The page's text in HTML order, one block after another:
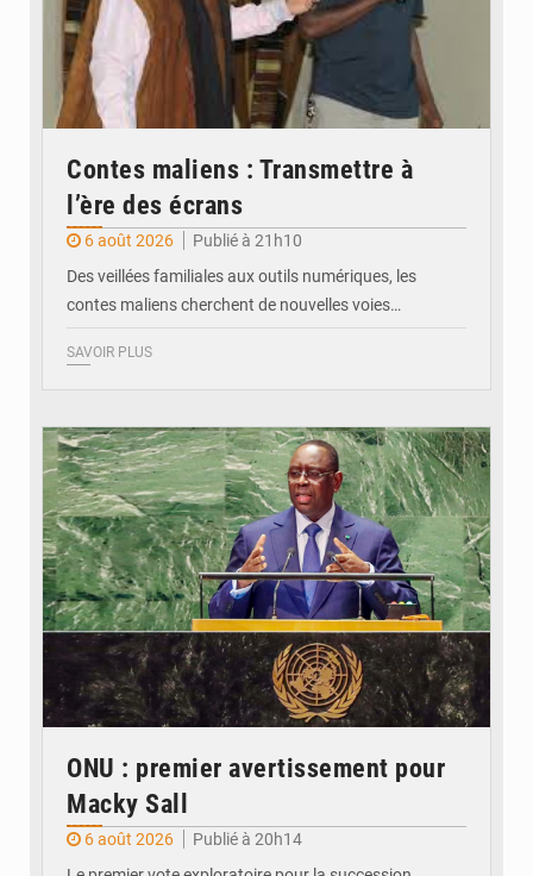
Contes maliens : Transmettre à
l’ère des écrans
6 août 2026
Publié à 21h10
Des veillées familiales aux outils numériques, les
contes maliens cherchent de nouvelles voies…
SAVOIR PLUS
© DAOU
ONU : premier avertissement pour
Macky Sall
6 août 2026
Publié à 20h14